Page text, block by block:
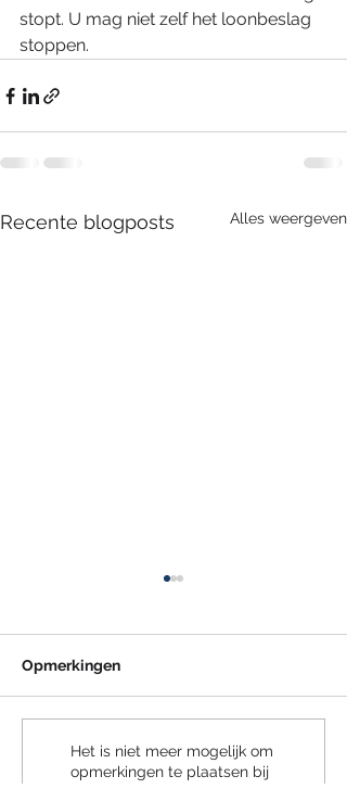
stopt. U mag niet zelf het loonbeslag
stoppen.
Recente blogposts Alles weergeven
Subsidie Praktijkleren
2026
Opmerkingen
Het is niet meer mogelijk om
opmerkingen te plaatsen bij